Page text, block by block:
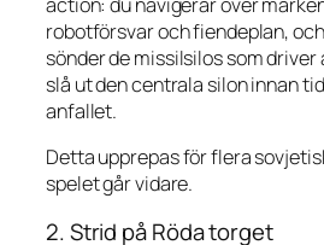
robotförsvar och fiendeplan,
sönder de missilsilos som
slå ut den centrala silon innan
anfallet.
Detta upprepas för flera
spelet går vidare.
2. Strid på Röda torget